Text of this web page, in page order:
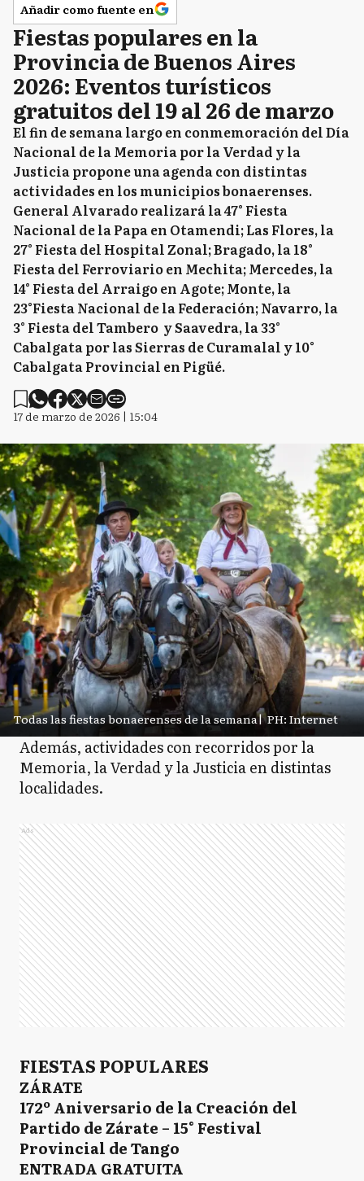
Añadir como fuente en
Fiestas populares en la
Provincia de Buenos Aires
2026: Eventos turísticos
gratuitos del 19 al 26 de marzo
El fin de semana largo en conmemoración del Día
Nacional de la Memoria por la Verdad y la
Justicia propone una agenda con distintas
actividades en los municipios bonaerenses.
General Alvarado realizará la 47° Fiesta
Nacional de la Papa en Otamendi; Las Flores, la
27° Fiesta del Hospital Zonal; Bragado, la 18°
Fiesta del Ferroviario en Mechita; Mercedes, la
14° Fiesta del Arraigo en Agote; Monte, la
23°Fiesta Nacional de la Federación; Navarro, la
3° Fiesta del Tambero y Saavedra, la 33°
Cabalgata por las Sierras de Curamalal y 10°
Cabalgata Provincial en Pigüé.
17 de marzo de 2026 | 15:04
Todas las fiestas bonaerenses de la semana| PH: Internet
Además, actividades con recorridos por la
Memoria, la Verdad y la Justicia en distintas
localidades.
Ads
FIESTAS POPULARES
ZÁRATE
172º Aniversario de la Creación del
Partido de Zárate – 15° Festival
Provincial de Tango
ENTRADA GRATUITA